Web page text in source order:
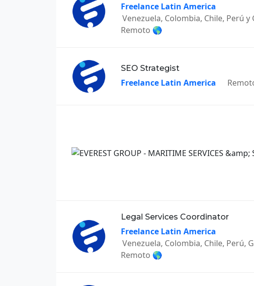
Freelance Latin America
Venezuela, Colombia, Chile, Perú
Remoto 🌎
SEO Strategist
Freelance Latin America
Legal Services Coordinator
Freelance Latin America
Venezuela, Colombia, Chile, Perú,
Remoto 🌎